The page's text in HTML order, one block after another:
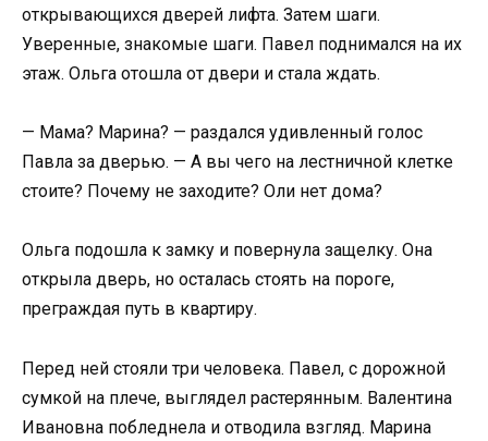
открывающихся дверей лифта. Затем шаги.
Уверенные, знакомые шаги. Павел поднимался на их
этаж. Ольга отошла от двери и стала ждать.
— Мама? Марина? — раздался удивленный голос
Павла за дверью. — А вы чего на лестничной клетке
стоите? Почему не заходите? Оли нет дома?
Ольга подошла к замку и повернула защелку. Она
открыла дверь, но осталась стоять на пороге,
преграждая путь в квартиру.
Перед ней стояли три человека. Павел, с дорожной
сумкой на плече, выглядел растерянным. Валентина
Ивановна побледнела и отводила взгляд. Марина